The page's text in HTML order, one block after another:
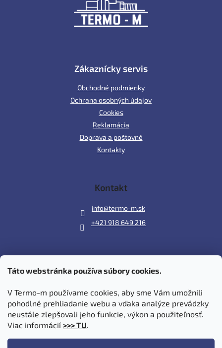
Táto webstránka používa súbory cookies.
V Termo-m používame cookies, aby sme Vám umožnili
pohodlné prehliadanie webu a vďaka analýze prevádzky
neustále zlepšovali jeho funkcie, výkon a použiteľnosť.
Viac informácií >>> TU.
Zákaznícky servis
Obchodné podmienky
Ochrana osobných údajov
Cookies
Reklamácia
Doprava a poštovné
Kontakty
Kontakt
info@termo-m.sk
+421 918 649 216
Prijímame online platby